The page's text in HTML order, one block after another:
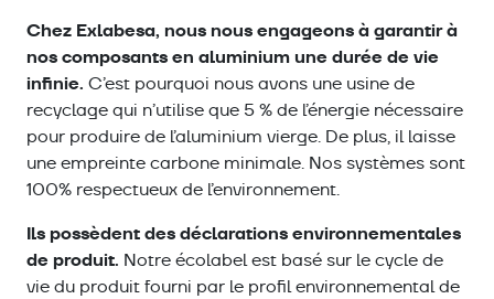
Chez Exlabesa, nous nous engageons à garantir à
nos composants en aluminium une durée de vie
infinie. C’est pourquoi nous avons une usine de
recyclage qui n’utilise que 5 % de l’énergie nécessaire
pour produire de l’aluminium vierge. De plus, il laisse
une empreinte carbone minimale. Nos systèmes sont
100% respectueux de l’environnement.
Ils possèdent des déclarations environnementales
de produit. Notre écolabel est basé sur le cycle de
vie du produit fourni par le profil environnemental de